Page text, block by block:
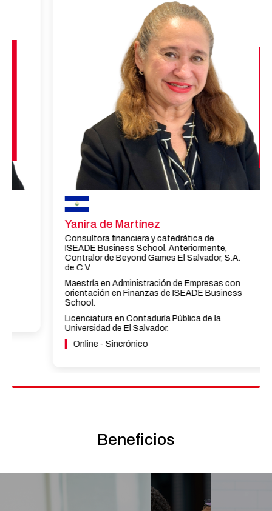
Yanira de Martínez
Consultora financiera y catedrática de
ISEADE Business School. Anteriormente,
Contralor de Beyond Games El Salvador, S.A.
Maestría en Administración de Empresas con
orientación en Finanzas de ISEADE Business
Licenciatura en Contaduría Pública de la
Universidad de El Salvador.
Online - Sincrónico
Beneficios